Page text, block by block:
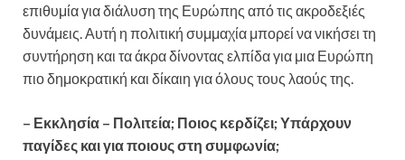
επιθυμία για διάλυση της Ευρώπης από τις ακροδεξιές
δυνάμεις. Αυτή η πολιτική συμμαχία μπορεί να νικήσει τη
συντήρηση και τα άκρα δίνοντας ελπίδα για μια Ευρώπη
πιο δημοκρατική και δίκαιη για όλους τους λαούς της.
– Εκκλησία – Πολιτεία; Ποιος κερδίζει; Υπάρχουν
παγίδες και για ποιους στη συμφωνία;